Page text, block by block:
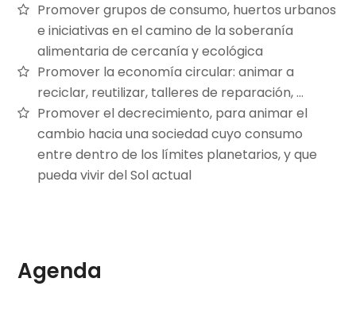
Promover grupos de consumo, huertos urbanos
e iniciativas en el camino de la soberanía
alimentaria de cercanía y ecológica
Promover la economía circular: animar a
reciclar, reutilizar, talleres de reparación, …
Promover el decrecimiento, para animar el
cambio hacia una sociedad cuyo consumo
entre dentro de los límites planetarios, y que
pueda vivir del Sol actual
Agenda